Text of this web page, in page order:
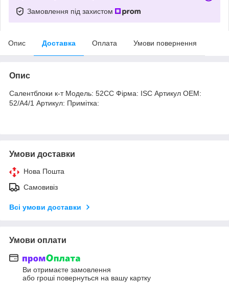
Замовлення під захистом
Опис Доставка Оплата Умови повернення
Опис
Салентблоки к-т Модель: 52СС Фірма: ISC Артикул OEM:
52/A4/1 Артикул: Примітка:
Умови доставки
Нова Пошта
Самовивіз
Всі умови доставки
Умови оплати
Ви отримаєте замовлення
або гроші повернуться на вашу картку